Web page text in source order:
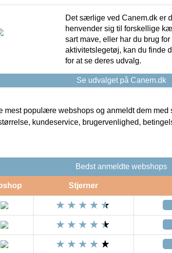
Det særlige ved Canem.dk er
henvender sig til forskellige
sart mave, eller har du brug
aktivitetslegetøj, kan du finde
for at se deres udvalg.
Se udvalget på Canem.dk
mest populære webshops og anmeldt dem med
kundeservice, brugervenlighed,
Bedst anmeldte webshops
Stjerner